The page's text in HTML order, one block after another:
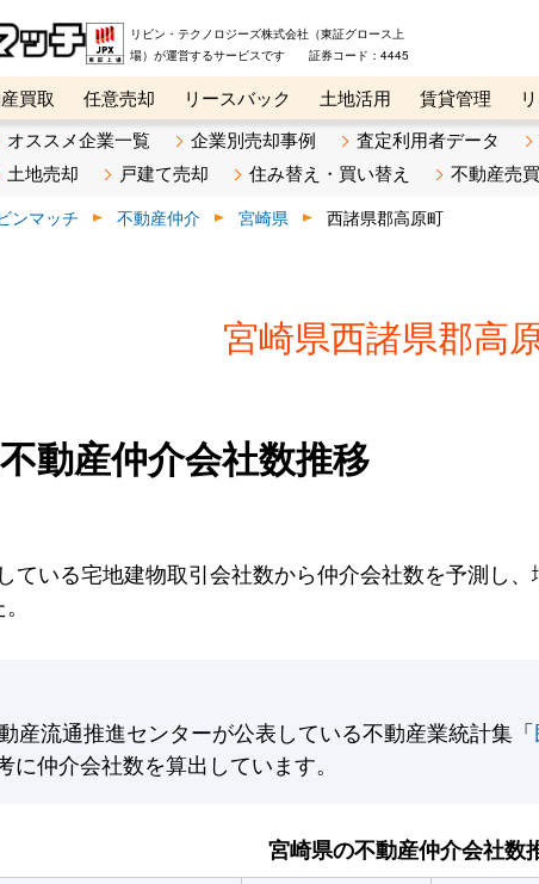
リビン・テクノロジーズ株式会社（東証グロース上
場）が運営するサービスです 証券コード：4445
買取 任意売却 リースバック 土地活用 賃貸管理
ト不動産カンパニー オンライン講座 リビンマガジンBiz
オススメ企業一覧 企業別売却事例 査定利用者データ
土地売却 戸建て売却 住み替え・買い替え 不動産売買
ンマッチ 不動産仲介 宮崎県 西諸県郡高原町
宮崎県西諸県郡高
動産仲介会社数推移
ている宅地建物取引会社数から仲介会社数を予測し
産流通推進センターが公表している不動産業統計集「
に仲介会社数を算出しています。
宮崎県の不動産仲介会社数